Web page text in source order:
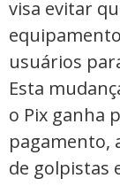
visa evitar
usuários
Esta
o Pix ganha
pagamento,
de golpistas